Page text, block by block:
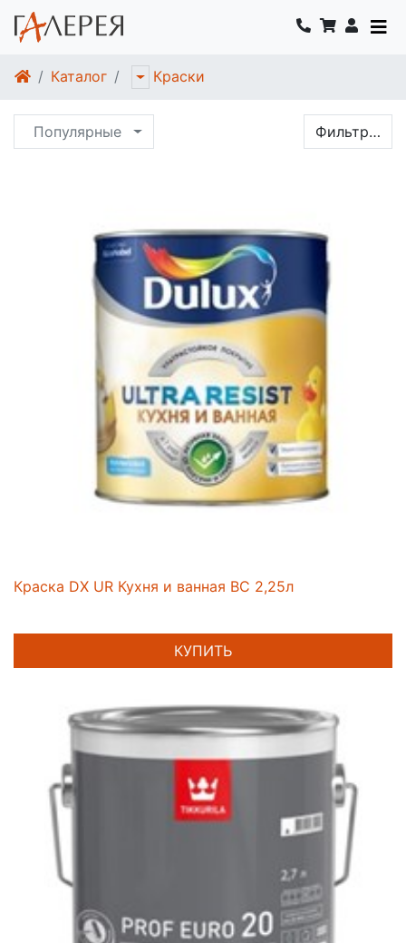
Каталог Краски
Популярные Фильтр…
Краска DX UR Кухня и ванная BC 2,25л
КУПИТЬ